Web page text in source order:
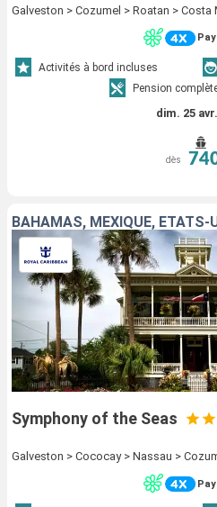
Galveston > Cozumel > Roatan > Costa
Activités à bord incluses
Pension
dim. 25
dès
BAHAMAS, MEXIQUE, ÉTATS-
Symphony of the Seas
Galveston > Cococay > Nassau >